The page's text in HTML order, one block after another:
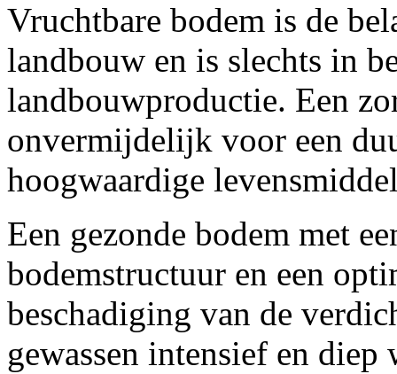
Vruchtbare bodem is de
landbouw en is slechts in
landbouwproductie. Een
onvermijdelijk voor een
hoogwaardige
Een gezonde bodem met
bodemstructuur en een
beschadiging van de
gewassen intensief en diep